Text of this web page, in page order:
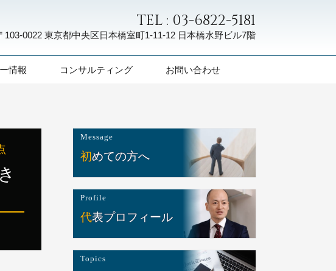
TEL : 03-6822-5181
103-0022 東京都中央区日本橋室町1-11-12 日本橋水野ビル7階
情報 コンサルティング お問い合わせ
Message
初めての方へ
Profile
代表プロフィール
Topics